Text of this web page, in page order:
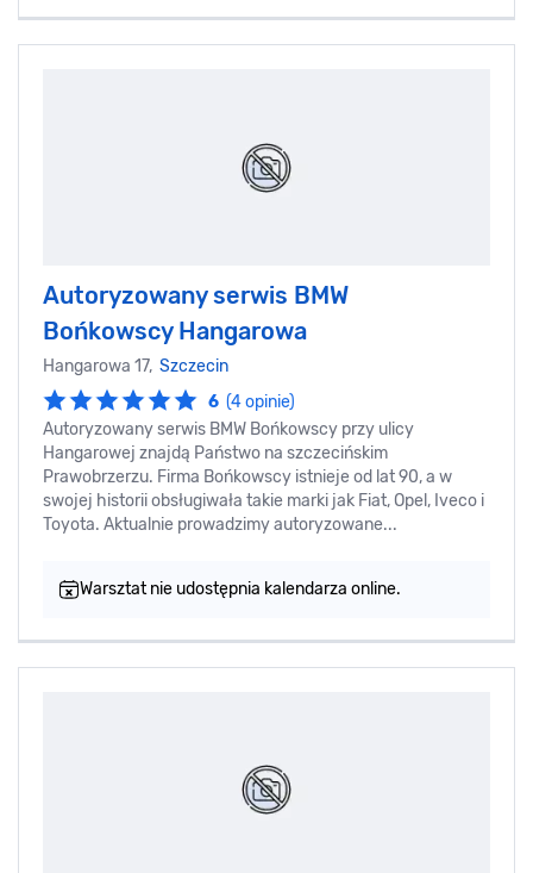
Autoryzowany serwis BMW
Bońkowscy Hangarowa
Hangarowa 17, Szczecin
6 (4 opinie)
Autoryzowany serwis BMW Bońkowscy przy ulicy
Hangarowej znajdą Państwo na szczecińskim
Prawobrzerzu. Firma Bońkowscy istnieje od lat 90, a w
swojej historii obsługiwała takie marki jak Fiat, Opel, Iveco i
Toyota. Aktualnie prowadzimy autoryzowane...
Warsztat nie udostępnia kalendarza online.